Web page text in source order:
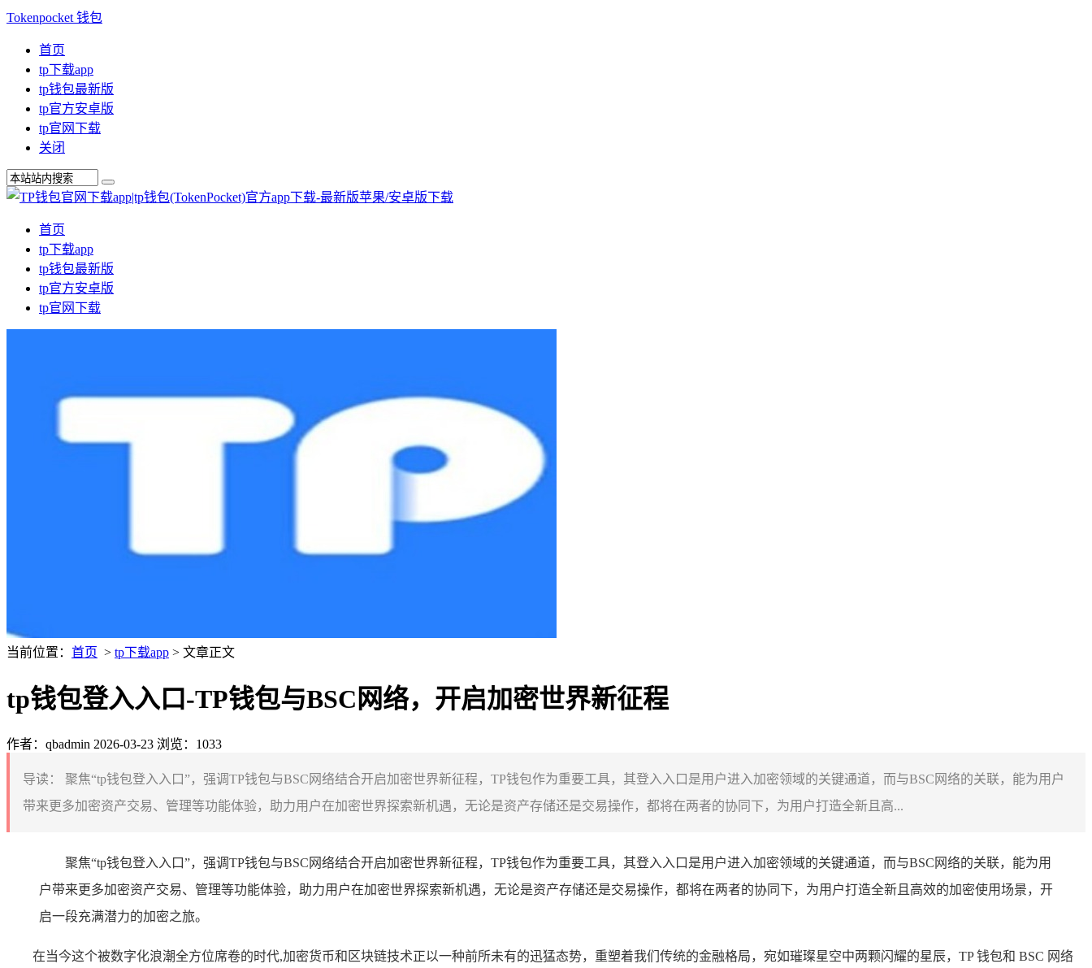
Tokenpocket 钱包
首页
tp下载app
tp钱包最新版
tp官方安卓版
tp官网下载
关闭
首页
tp下载app
tp钱包最新版
tp官方安卓版
tp官网下载
当前位置： 首页 > tp下载app > 文章正文
tp钱包登入入口-TP钱包与BSC网络，开启加密世界新征程
作者：qbadmin 2026-03-23 浏览：1033
导读：
聚焦“tp钱包登入入口”，强调TP钱包与BSC网络结合开启加密世界新征程，TP钱包作为重要工具，其登入入口是用户进入加密领域的关键通道，而与BSC网络的关联，能为用户
带来更多加密资产交易、管理等功能体验，助力用户在加密世界探索新机遇，无论是资产存储还是交易操作，都将在两者的协同下，为用户打造全新且高...
聚焦“tp钱包登入入口”，强调TP钱包与BSC网络结合开启加密世界新征程，TP钱包作为重要工具，其登入入口是用户进入加密领域的关键通道，而与BSC网络的关联，能为用
户带来更多加密资产交易、管理等功能体验，助力用户在加密世界探索新机遇，无论是资产存储还是交易操作，都将在两者的协同下，为用户打造全新且高效的加密使用场景，开
启一段充满潜力的加密之旅。
在当今这个被数字化浪潮全方位席卷的时代,加密货币和区块链技术正以一种前所未有的迅猛态势，重塑着我们传统的金融格局，宛如璀璨星空中两颗闪耀的星辰，TP 钱包和 BSC 网络